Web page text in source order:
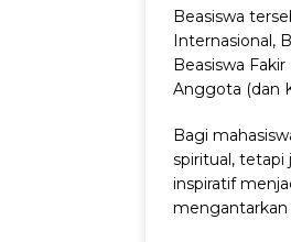
Beasiswa
Internasional,
Beasiswa
Anggota (dan
Bagi
spiritual, tetapi
inspiratif
mengantarkan